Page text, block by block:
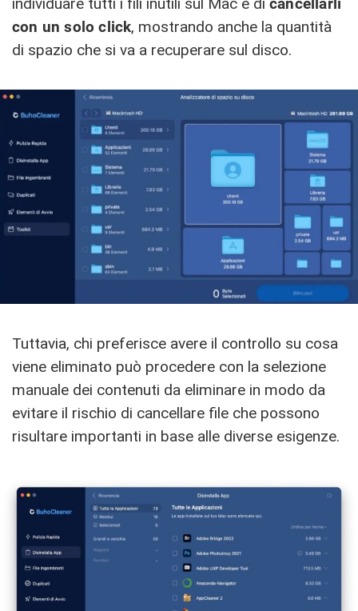
individuare tutti i fili inutili sul Mac e di cancellarli
con un solo click, mostrando anche la quantità
di spazio che si va a recuperare sul disco.
Tuttavia, chi preferisce avere il controllo su cosa
viene eliminato può procedere con la selezione
manuale dei contenuti da eliminare in modo da
evitare il rischio di cancellare file che possono
risultare importanti in base alle diverse esigenze.